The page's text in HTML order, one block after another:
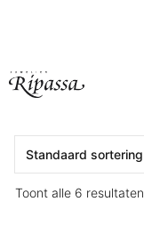
inhoud
Toont alle 6 resultaten